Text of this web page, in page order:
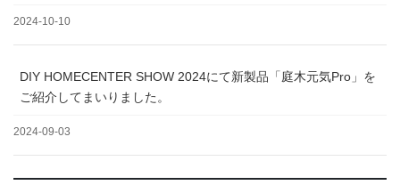
2024-10-10
DIY HOMECENTER SHOW 2024にて新製品「庭木元気Pro」を
ご紹介してまいりました。
2024-09-03